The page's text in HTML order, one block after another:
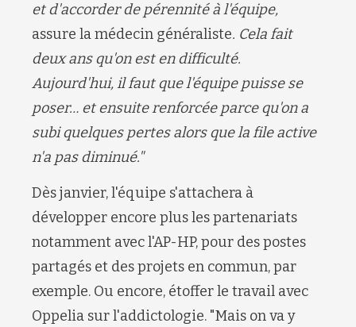
et d'accorder de pérennitéà l'équipe,
assure la médecin généraliste. Cela fait
deuxans qu'on est endifficulté.
Aujourd'hui, il faut que l'équipe puisse se
poser… et ensuiterenforcée parcequ'on a
subi quelques pertes alorsquelafile active
n'a pas diminué."
Dès janvier, l'équipe s'attachera à
développer encore plus les partenariats
notamment avec l'AP-HP, pour des postes
partagés et desprojets en commun, par
exemple. Ou encore, étoffer le travail avec
Oppelia sur l'addictologie. "Mais onva y